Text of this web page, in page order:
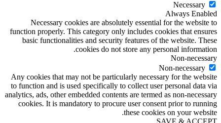
Necessary
Always Enabled
Necessary cookies are absolutely essential for the website to
function properly. This category only includes cookies that ensures
basic functionalities and security features of the website. These
cookies do not store any personal information.
Non-necessary
Non-necessary
Any cookies that may not be particularly necessary for the website
to function and is used specifically to collect user personal data via
analytics, ads, other embedded contents are termed as non-necessary
cookies. It is mandatory to procure user consent prior to running
these cookies on your website.
SAVE & ACCEPT